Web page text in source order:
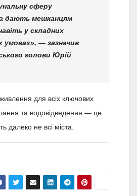
сферу
дають мешканцям
у складних
умовах», — зазначив
голови Юрій
для всіх ключових
та водовідведення — це
далеко не всі міста.